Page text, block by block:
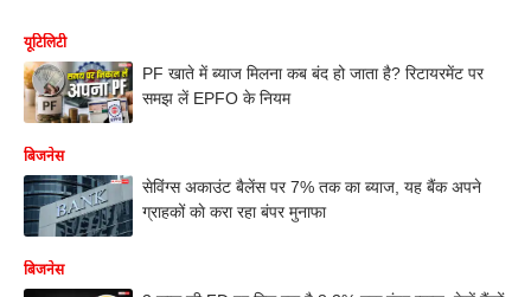
यूटिलिटी
PF खाते में ब्याज मिलना कब बंद हो जाता है? रिटायरमेंट पर
समझ लें EPFO के नियम
बिजनेस
सेविंग्स अकाउंट बैलेंस पर 7% तक का ब्याज, यह बैंक अपने
ग्राहकों काे करा रहा बंपर मुनाफा
बिजनेस